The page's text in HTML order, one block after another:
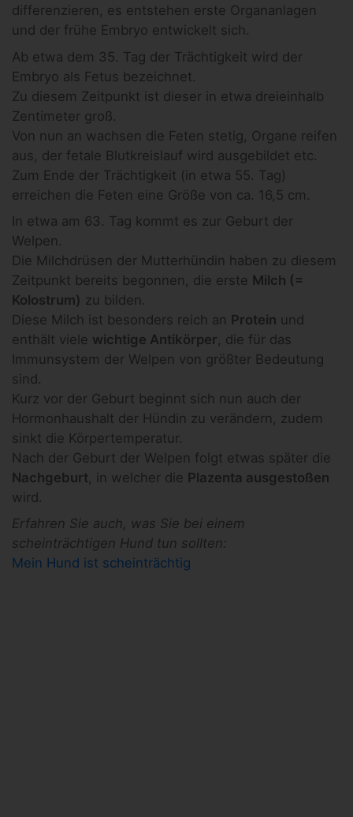
differenzieren, es entstehen erste Organanlagen
und der frühe Embryo entwickelt sich.
Ab etwa dem 35. Tag der Trächtigkeit wird der
Embryo als Fetus bezeichnet.
Zu diesem Zeitpunkt ist dieser in etwa dreieinhalb
Zentimeter groß.
Von nun an wachsen die Feten stetig, Organe reifen
aus, der fetale Blutkreislauf wird ausgebildet etc.
Zum Ende der Trächtigkeit (in etwa 55. Tag)
erreichen die Feten eine Größe von ca. 16,5 cm.
In etwa am 63. Tag kommt es zur Geburt der
Welpen.
Die Milchdrüsen der Mutterhündin haben zu diesem
Zeitpunkt bereits begonnen, die erste Milch (=
Kolostrum) zu bilden.
Diese Milch ist besonders reich an Protein und
enthält viele wichtige Antikörper , die für das
Immunsystem der Welpen von größter Bedeutung
sind.
Kurz vor der Geburt beginnt sich nun auch der
Hormonhaushalt der Hündin zu verändern, zudem
sinkt die Körpertemperatur.
Nach der Geburt der Welpen folgt etwas später die
Nachgeburt , in welcher die Plazenta ausgestoßen
wird.
Erfahren Sie auch, was Sie bei einem
scheinträchtigen Hund tun sollten:
Mein Hund ist scheinträchtig